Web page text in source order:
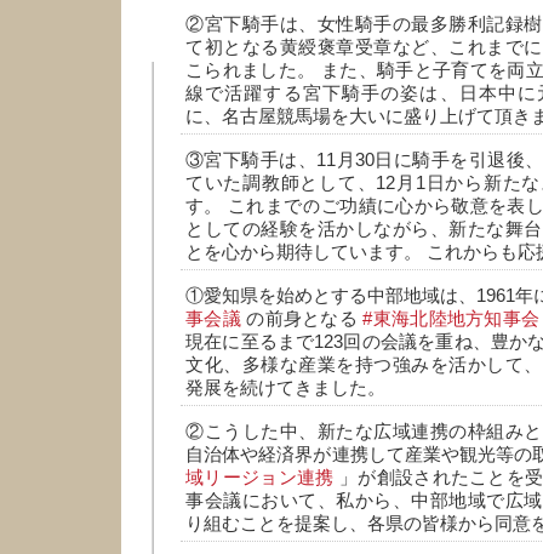
②宮下騎手は、女性騎手の最多勝利記録
て初となる黄綬褒章受章など、これまで
こられました。 また、騎手と子育てを両
線で活躍する宮下騎手の姿は、日本中
に、名古屋競馬場を大いに盛り上げて頂き
③宮下騎手は、11月30日に騎手を引退後
ていた調教師として、12月1日から新た
す。 これまでのご功績に心から敬意を表
としての経験を活かしながら、新たな舞
とを心から期待しています。 これからも応
①愛知県を始めとする中部地域は、1961年
事会議 の前身となる#東海北陸地方知事会
現在に至るまで123回の会議を重ね、豊か
文化、多様な産業を持つ強みを活かして
発展を続けてきました。
②こうした中、新たな広域連携の枠組み
自治体や経済界が連携して産業や観光等
域リージョン連携 」が創設されたことを
事会議において、私から、中部地域で広
り組むことを提案し、各県の皆様から同意